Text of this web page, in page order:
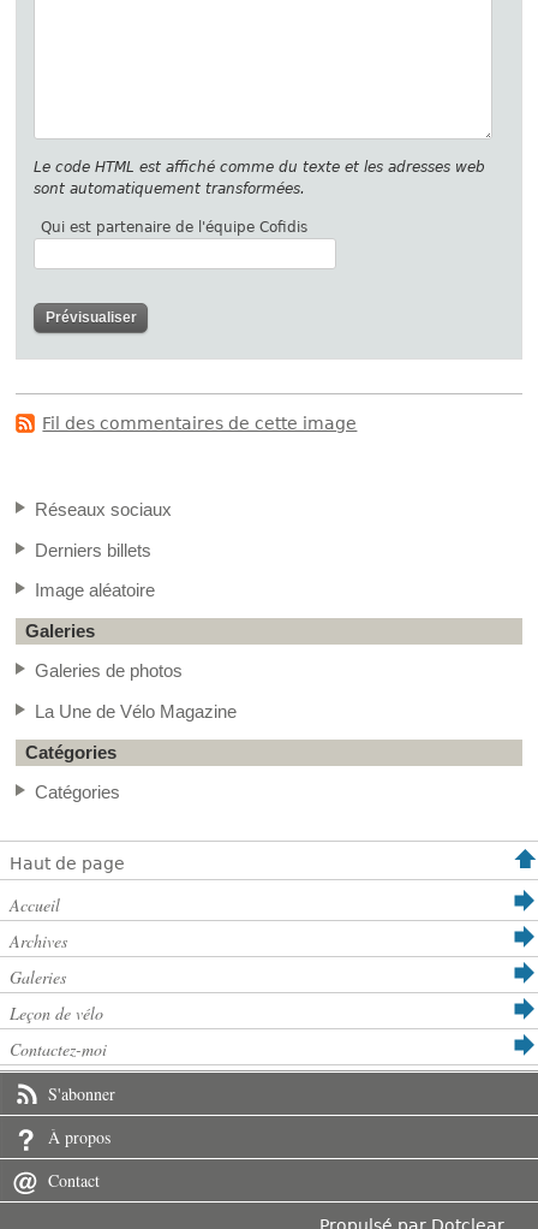
Le code HTML est affiché comme du texte et les adresses web
sont automatiquement transformées.
Qui est partenaire de l'équipe Cofidis
Fil des commentaires de cette image
Réseaux sociaux
Derniers billets
Image aléatoire
Galeries
Galeries de photos
La Une de Vélo Magazine
Catégories
Catégories
Haut de page
Accueil
Archives
Galeries
Leçon de vélo
Contactez-moi
S'abonner
À propos
Contact